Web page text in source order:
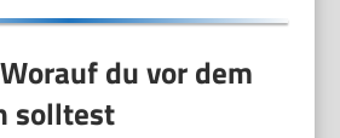
du vor dem
solltest